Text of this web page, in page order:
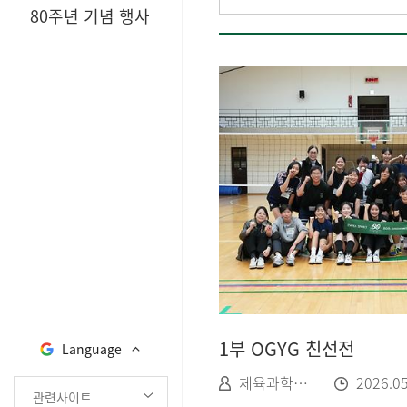
80주년 기념 행사
Language
관련사이트
1부 OGYG 친선전
체육과학부 관리자